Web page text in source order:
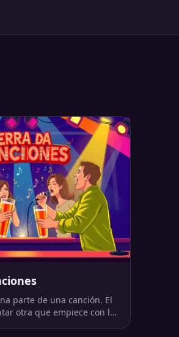
parte de una canción. El
otra que empiece con la